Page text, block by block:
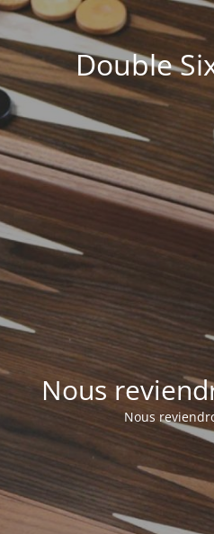
Double
Nous
Nous